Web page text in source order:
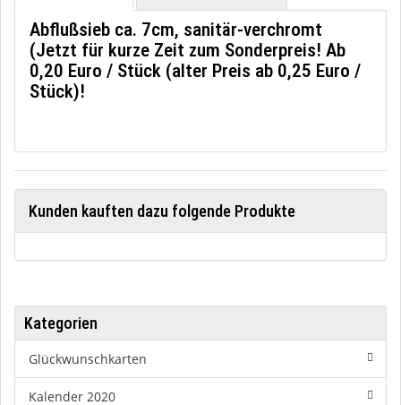
Abflußsieb ca. 7cm, sanitär-verchromt
(Jetzt für kurze Zeit zum Sonderpreis! Ab
0,20 Euro / Stück (alter Preis ab 0,25 Euro /
Stück)!
Kunden kauften dazu folgende Produkte
Kategorien
Glückwunschkarten
Kalender 2020